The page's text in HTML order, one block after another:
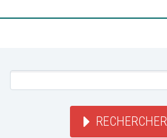
RECHERCHER